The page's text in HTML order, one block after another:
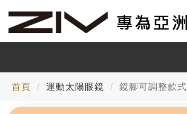
首頁 運動太陽眼鏡 鏡腳可調整款式